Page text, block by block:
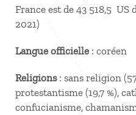
France est de 43 518,5
2021)
Langue officielle : coréen
Religions: sans religion
protestantisme (19,7 %),
confucianisme,